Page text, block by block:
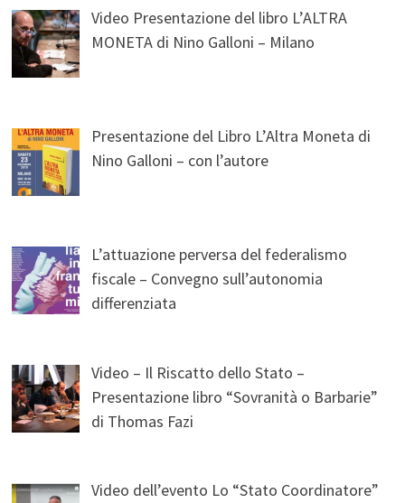
Video Presentazione del libro L’ALTRA
MONETA di Nino Galloni – Milano
Presentazione del Libro L’Altra Moneta di
Nino Galloni – con l’autore
L’attuazione perversa del federalismo
fiscale – Convegno sull’autonomia
differenziata
Video – Il Riscatto dello Stato –
Presentazione libro “Sovranità o Barbarie”
di Thomas Fazi
Video dell’evento Lo “Stato Coordinatore”